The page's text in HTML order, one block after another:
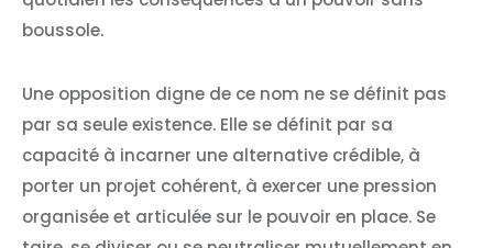
boussole.
Une opposition digne de ce nom ne se définit pas
par sa seule existence. Elle se définit par sa
capacité à incarner une alternative crédible, à
porter un projet cohérent, à exercer une pression
organisée et articulée sur le pouvoir en place. Se